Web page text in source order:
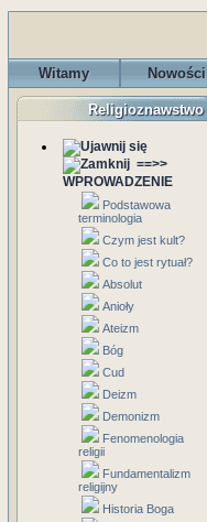
Witamy Nowości
Religioznawstwo
==>>
WPROWADZENIE
Podstawowa
terminologia
Czym jest kult?
Co to jest rytuał?
Absolut
Anioły
Ateizm
Bóg
Cud
Deizm
Demonizm
Fenomenologia
religii
Fundamentalizm
religijny
Historia Boga